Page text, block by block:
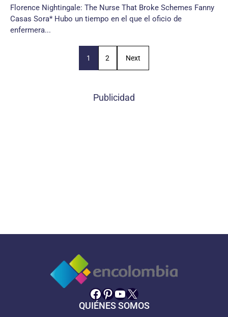
Florence Nightingale: The Nurse That Broke Schemes Fanny
Casas Sora* Hubo un tiempo en el que el oficio de
enfermera...
1 2 Next
Publicidad
Facebook
Pinterest
YouTube
X
QUIÉNES SOMOS